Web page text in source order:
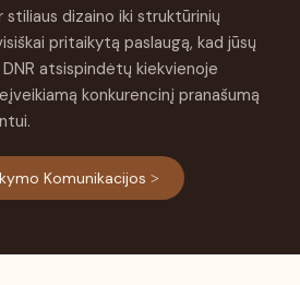
stiliaus dizaino iki struktūrinių
pritaikytą paslaugą, kad jūsų
atsispindėtų kiekvienoje
konkurencinį pranašumą
Komunikacijos >